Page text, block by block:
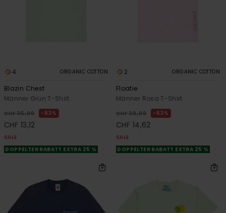
4 ORGANIC COTTON
Blazin Chest
Männer Grün T-Shirt
CHF 35,00 63%
CHF 13,12
SALE
DOPPELTER RABATT EXTRA 25 %
2 ORGANIC COTTON
Floatie
Männer Rosa T-Shirt
CHF 39,00 63%
CHF 14,62
SALE
DOPPELTER RABATT EXTRA 25 %